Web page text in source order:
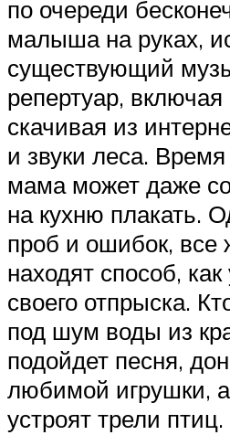
по очереди
малыша на руках,
существующий
репертуар,
скачивая из
и звуки леса.
мама может даже
на кухню плакать.
проб и ошибок, все
находят способ,
своего отпрыска.
под шум воды из
подойдет песня,
любимой игрушки, а
устроят трели птиц.